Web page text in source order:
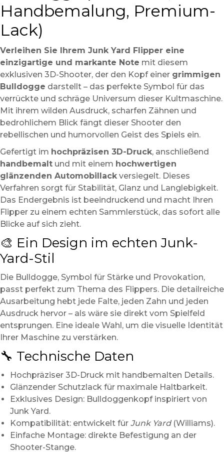
Handbemalung, Premium-
Lack)
Verleihen Sie Ihrem Junk Yard Flipper eine
einzigartige und markante Note mit diesem
exklusiven 3D-Shooter, der den Kopf einer grimmigen
Bulldogge darstellt – das perfekte Symbol für das
verrückte und schräge Universum dieser Kultmaschine.
Mit ihrem wilden Ausdruck, scharfen Zähnen und
bedrohlichem Blick fängt dieser Shooter den
rebellischen und humorvollen Geist des Spiels ein.
Gefertigt im hochpräzisen 3D-Druck, anschließend
handbemalt und mit einem hochwertigen
glänzenden Automobillack versiegelt. Dieses
Verfahren sorgt für Stabilität, Glanz und Langlebigkeit.
Das Endergebnis ist beeindruckend und macht Ihren
Flipper zu einem echten Sammlerstück, das sofort alle
Blicke auf sich zieht.
🎨 Ein Design im echten Junk-
Yard-Stil
Die Bulldogge, Symbol für Stärke und Provokation,
passt perfekt zum Thema des Flippers. Die detailreiche
Ausarbeitung hebt jede Falte, jeden Zahn und jeden
Ausdruck hervor – als wäre sie direkt vom Spielfeld
entsprungen. Eine ideale Wahl, um die visuelle Identität
Ihrer Maschine zu verstärken.
🔧 Technische Daten
Hochpräziser 3D-Druck mit handbemalten Details.
Glänzender Schutzlack für maximale Haltbarkeit.
Exklusives Design: Bulldoggenkopf inspiriert von
Junk Yard.
Kompatibilität: entwickelt für Junk Yard(Williams).
Einfache Montage: direkte Befestigung an der
Shooter-Stange.